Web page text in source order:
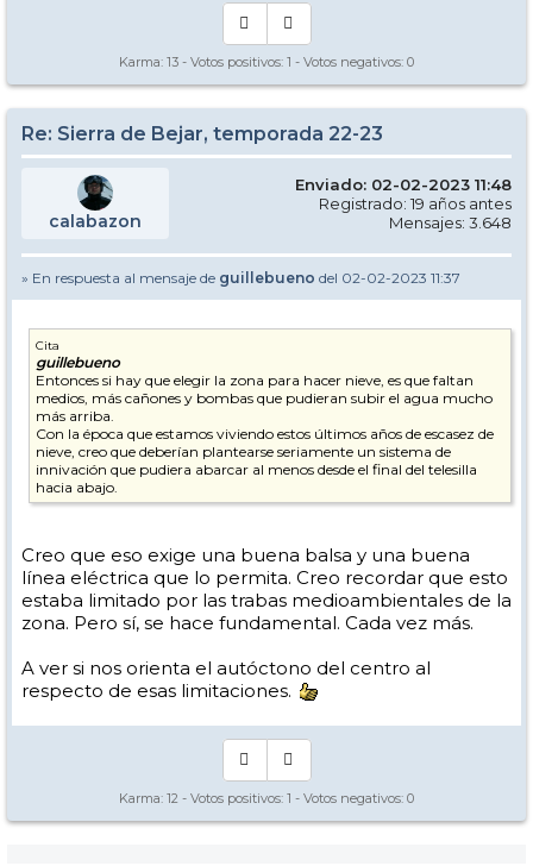
Karma: 13 - Votos positivos: 1 - Votos negativos: 0
Re: Sierra de Bejar, temporada 22-23
calabazon
Enviado: 02-02-2023 11:48
Registrado: 19 años antes
Mensajes: 3.648
» En respuesta al mensaje de guillebueno del 02-02-2023 11:37
Cita
guillebueno
Entonces si hay que elegir la zona para hacer nieve, es que faltan
medios, más cañones y bombas que pudieran subir el agua mucho
más arriba.
Con la época que estamos viviendo estos últimos años de escasez de
nieve, creo que deberían plantearse seriamente un sistema de
innivación que pudiera abarcar al menos desde el final del telesilla
hacia abajo.
Creo que eso exige una buena balsa y una buena
línea eléctrica que lo permita. Creo recordar que esto
estaba limitado por las trabas medioambientales de la
zona. Pero sí, se hace fundamental. Cada vez más.
A ver si nos orienta el autóctono del centro al
respecto de esas limitaciones.
Karma: 12 - Votos positivos: 1 - Votos negativos: 0